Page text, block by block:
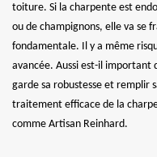
toiture. Si la charpente est
ou de champignons, elle va se
fondamentale. Il y a même
avancée. Aussi est-il important
garde sa robustesse et remplir
traitement efficace de la
comme Artisan Reinhard.